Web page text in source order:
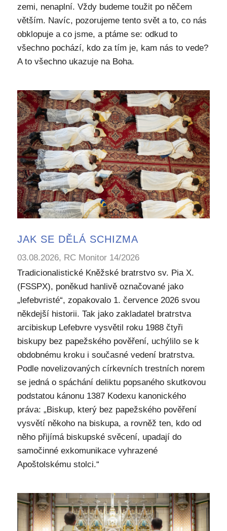
zemi, nenaplní. Vždy budeme toužit po něčem
větším. Navíc, pozorujeme tento svět a to, co nás
obklopuje a co jsme, a ptáme se: odkud to
všechno pochází, kdo za tím je, kam nás to vede?
A to všechno ukazuje na Boha.
JAK SE DĚLÁ SCHIZMA
03.08.2026, RC Monitor 14/2026
Tradicionalistické Kněžské bratrstvo sv. Pia X.
(FSSPX), poněkud hanlivě označované jako
„lefebvristé“, zopakovalo 1. července 2026 svou
někdejší historii. Tak jako zakladatel bratrstva
arcibiskup Lefebvre vysvětil roku 1988 čtyři
biskupy bez papežského pověření, uchýlilo se k
obdobnému kroku i současné vedení bratrstva.
Podle novelizovaných církevních trestních norem
se jedná o spáchání deliktu popsaného skutkovou
podstatou kánonu 1387 Kodexu kanonického
práva: „Biskup, který bez papežského pověření
vysvětí někoho na biskupa, a rovněž ten, kdo od
něho přijímá biskupské svěcení, upadají do
samočinné exkomunikace vyhrazené
Apoštolskému stolci.“